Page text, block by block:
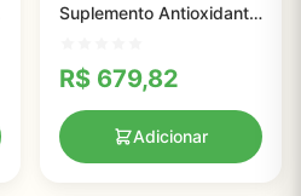
Suplemento Antioxidante
Respiratória
R$ 679,82
Adicionar